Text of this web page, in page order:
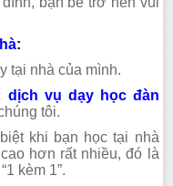
:
tại nhà của mình.
dịch vụ dạy học đàn
tôi.
khi bạn học tại nhà
hơn rất nhiều, đó là
kèm 1”.